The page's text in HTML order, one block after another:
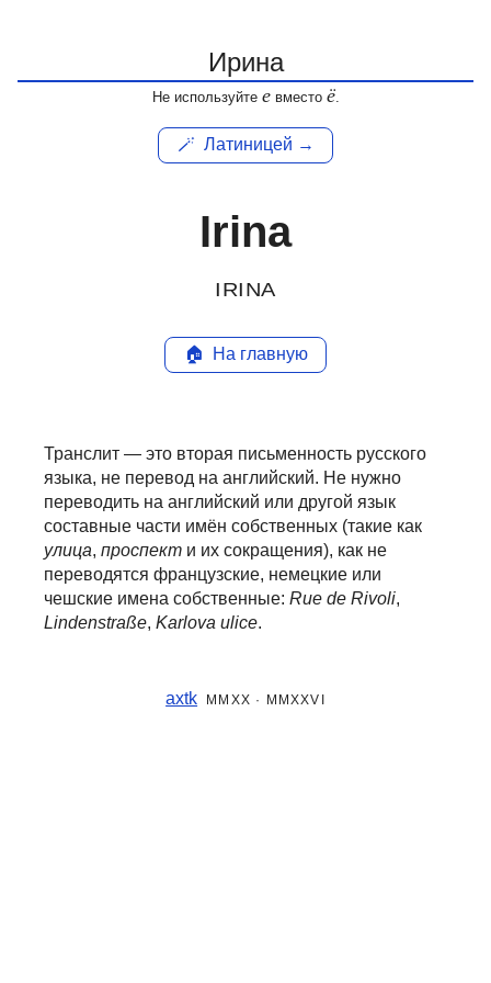
Не используйте евместо ё.
🪄 Латиницей →
Irina
IRINA
🏠 На главную
Транслит — это вторая письменность русского
языка, не перевод на английский. Не нужно
переводить на английский или другой язык
составные части имён собственных (такие как
улица, проспект и их сокращения), как не
переводятся французские, немецкие или
чешские имена собственные: Rue de Rivoli,
Lindenstraße, Karlova ulice.
axtk MMXX · MMXXVI